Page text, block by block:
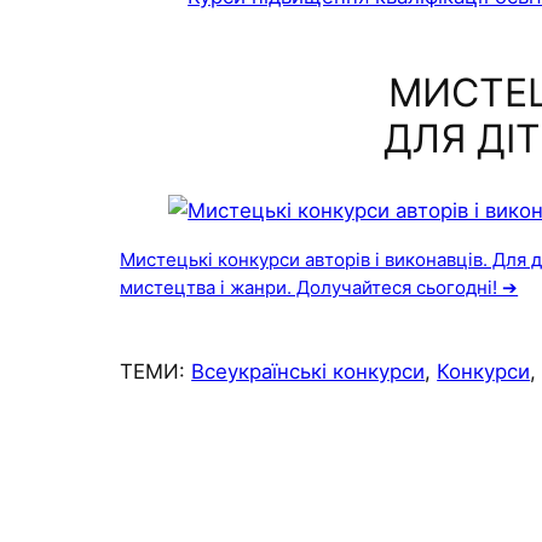
ДЛЯ
Мистецькі конкурси авторів і виконавців. Для
мистецтва і жанри. Долучайтеся сьогодні! ➔
ТЕМИ: Всеукраїнські конкурси, Конкурси,